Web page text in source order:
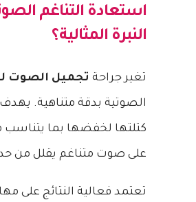
استعادة التناغم
النبرة المثالية؟
تغير جراحة تجميل الصوت
الصوتية بدقة متناهية. يهدف
كتلتها لخفضها بما يتناسب
على صوت متناغم يقلل من
تعتمد فعالية النتائج على